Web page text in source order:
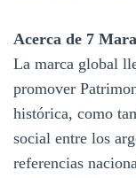
Acerca de 7
La marca global
promover
histórica, como
social entre los
referencias